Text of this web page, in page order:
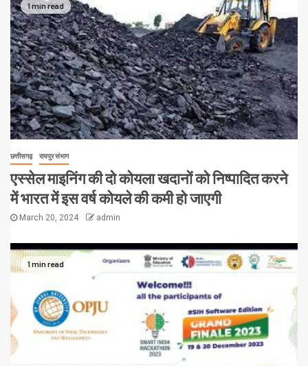
1 min read
छत्तीसगढ़ रायपुर संभाग
एस्सेल माइनिंग की दो कोयला खदानों को निष्पादित करने
में भारत में इस वर्ष कोयले की कमी हो जाएगी
March 20, 2024 admin
1 min read